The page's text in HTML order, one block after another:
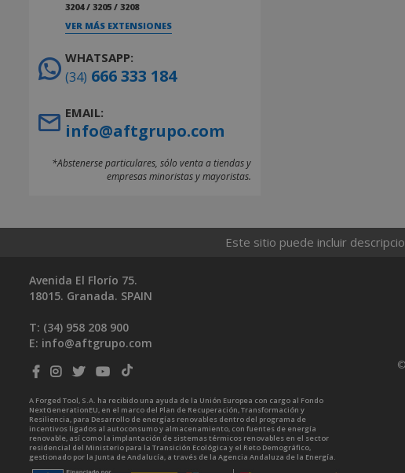
3204 / 3205 / 3208
VER MÁS EXTENSIONES
WHATSAPP:
(34) 666 333 184
EMAIL:
info@aftgrupo.com
*Abstenerse particulares, sólo venta a tiendas y
empresas minoristas y mayoristas.
Este sitio puede incluir
Avenida El Florío 75.
18015. Granada. SPAIN
T: (34) 958 208 900
E: info@aftgrupo.com
A Forged Tool, S.A. ha recibido una ayuda de la Unión Europea con cargo al Fondo
NextGenerationEU, en el marco del Plan de Recuperación, Transformación y
Resiliencia, para Desarrollo de energías renovables dentro del programa de
incentivos ligados al autoconsumo y almacenamiento, con fuentes de energía
renovable, así como la implantación de sistemas térmicos renovables en el sector
residencial del Ministerio para la Transición Ecológica y el Reto Demográfico,
gestionado por la Junta de Andalucía, a través de la Agencia Andaluza de la Energía.